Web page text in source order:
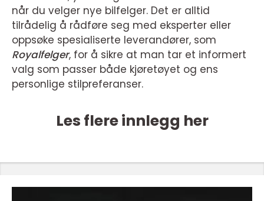
når du velger nye bilfelger. Det er alltid
tilrådelig å rådføre seg med eksperter eller
oppsøke spesialiserte leverandører, som
Royalfelger, for å sikre at man tar et informert
valg som passer både kjøretøyet og ens
personlige stilpreferanser.
Les flere innlegg her